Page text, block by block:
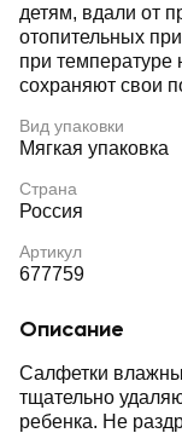
детям, вдали от
отопительных
при
сохраняют свои
Вид упаковки
Мягкая упаковка
Страна
Россия
Артикул
677759
Описание
Салфетки
тщательно
ребенка. Не